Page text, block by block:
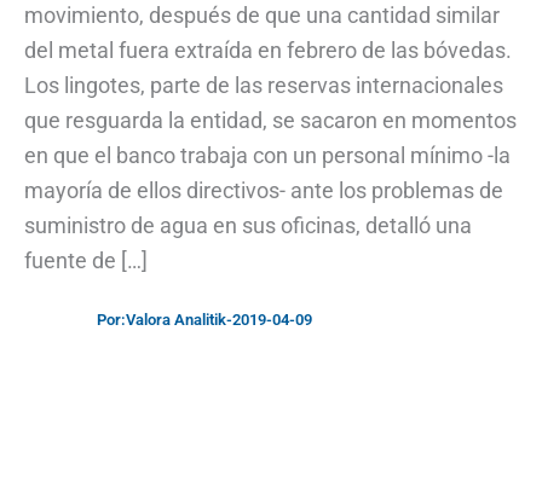
movimiento, después de que una cantidad similar
del metal fuera extraída en febrero de las bóvedas.
Los lingotes, parte de las reservas internacionales
que resguarda la entidad, se sacaron en momentos
en que el banco trabaja con un personal mínimo -la
mayoría de ellos directivos- ante los problemas de
suministro de agua en sus oficinas, detalló una
fuente de […]
Por:Valora Analitik-2019-04-09